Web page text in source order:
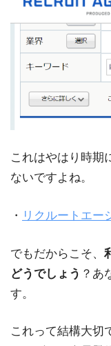
これはやはり時期
ないですよね。
・ リクルートエー
でもだからこそ、
どうでしょう ？あ
す。
これって結構大切